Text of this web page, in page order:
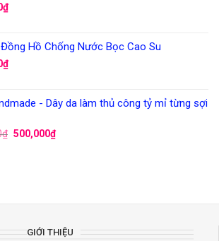
₫
Đồng Hồ Chống Nước Bọc Cao Su
₫
- Dây da làm thủ công tỷ mỉ từng sợi
₫ 500,000₫
GIỚI THIỆU